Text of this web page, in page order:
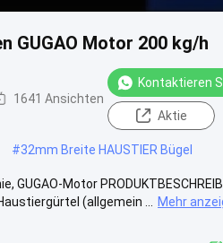
GUGAO Motor 200 kg/h
1641 Ansichten
Kontaktieren
Aktie
#32mm Breite HAUSTIER Bügel
Motor
(allgemein ...
Mehr